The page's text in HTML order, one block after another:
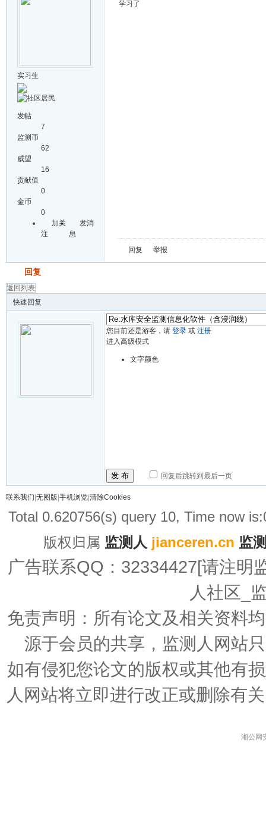
实习生
发帖
7
监测币
62
威望
16
贡献值
0
金币
0
加关
注
发消
息
学习了
回复 举报
回复
返回列表
快速回复
您目前还是游客，请 登录 或 注册
进入高级模式
文字颜色
发 布 回复后跳转到最后一页
联系我们 无图版 手机浏览 清除Cookies
Total 0.620756(s) query 10, Time now
版权归属 监测人 jianceren.cn 监
广告联系QQ：32334427[请注明
人社区_
免责声明：所有论文及相关资料
源于会员的共享，监测人网站
如有侵犯您论文的版权或其他有
人网站将立即进行改正或删除有
湘公网